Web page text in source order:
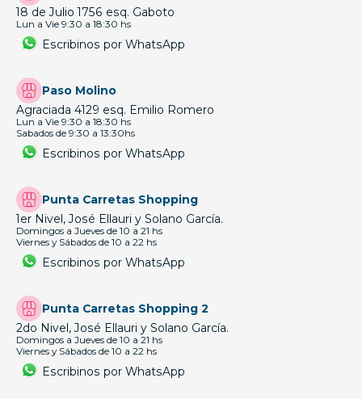
18 de Julio 1756 esq. Gaboto
Lun a Vie 9:30 a 18:30 hs
Escribinos por WhatsApp
Paso Molino
Agraciada 4129 esq. Emilio Romero
Lun a Vie 9:30 a 18:30 hs
Sabados de 9:30 a 13:30hs
Escribinos por WhatsApp
Punta Carretas Shopping
1er Nivel, José Ellauri y Solano García.
Domingos a Jueves de 10 a 21 hs
Viernes y Sábados de 10 a 22 hs
Escribinos por WhatsApp
Punta Carretas Shopping 2
2do Nivel, José Ellauri y Solano García.
Domingos a Jueves de 10 a 21 hs
Viernes y Sábados de 10 a 22 hs
Escribinos por WhatsApp